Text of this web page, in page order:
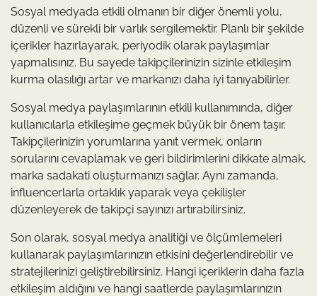
Sosyal medyada etkili olmanın bir diğer önemli yolu,
düzenli ve sürekli bir varlık sergilemektir. Planlı bir şekilde
içerikler hazırlayarak, periyodik olarak paylaşımlar
yapmalısınız. Bu sayede takipçilerinizin sizinle etkileşim
kurma olasılığı artar ve markanızı daha iyi tanıyabilirler.
Sosyal medya paylaşımlarının etkili kullanımında, diğer
kullanıcılarla etkileşime geçmek büyük bir önem taşır.
Takipçilerinizin yorumlarına yanıt vermek, onların
sorularını cevaplamak ve geri bildirimlerini dikkate almak,
marka sadakati oluşturmanızı sağlar. Aynı zamanda,
influencerlarla ortaklık yaparak veya çekilişler
düzenleyerek de takipçi sayınızı artırabilirsiniz.
Son olarak, sosyal medya analitiği ve ölçümlemeleri
kullanarak paylaşımlarınızın etkisini değerlendirebilir ve
stratejilerinizi geliştirebilirsiniz. Hangi içeriklerin daha fazla
etkileşim aldığını ve hangi saatlerde paylaşımlarınızın